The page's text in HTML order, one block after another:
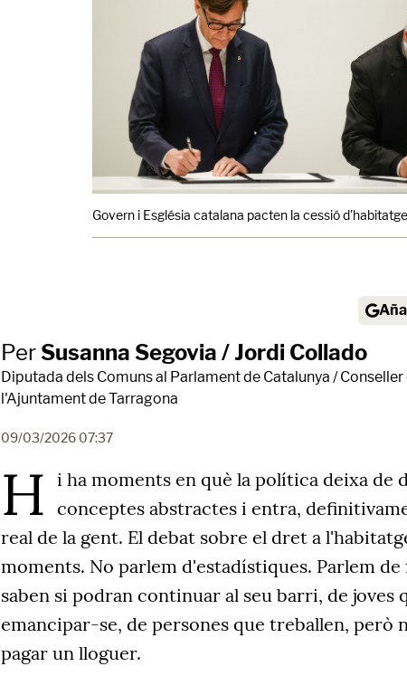
Govern i Església catalana pacten la cessió
Per Susanna Segovia / Jordi Collado
Diputada dels Comuns al Parlament de Catalunya / Conseller
l'Ajuntament de Tarragona
09/03/2026 07:37
H i ha moments en què la política deixa de
conceptes abstractes i entra,
real de la gent. El debat sobre el dret a
moments. No parlem d'estadístiques. Parlem
saben si podran continuar al seu barri, de joves
emancipar-se, de persones que treballen, però
pagar un lloguer.